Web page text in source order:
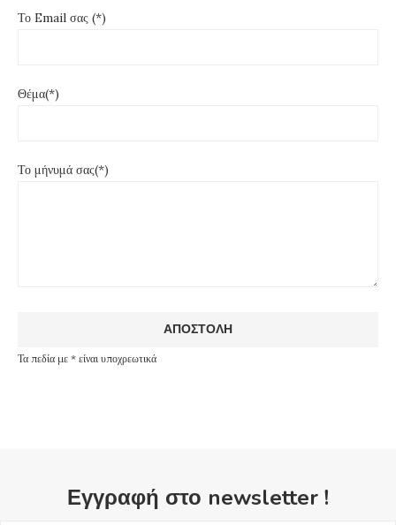
Το Email σας (*)
Θέμα(*)
Το μήνυμά σας(*)
Τα πεδία με * είναι υποχρεωτικά
Εγγραφή στο newsletter !